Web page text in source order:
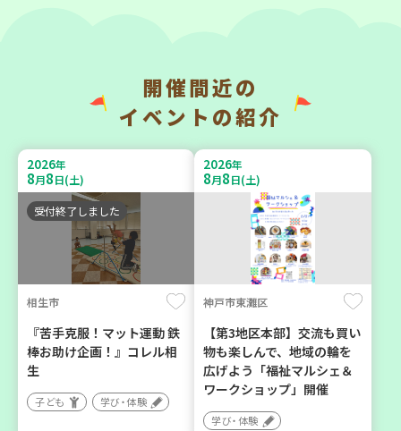
神戸市兵庫区
地域で暮らしたい 「コープ
くらしの助け合いの会」
（会場：兵庫）
ボランティア
神戸市兵庫区
BOSAI(ぼうさい)教室～か
ぞくで楽しくまなぼうさい
～
学び・体験
平和・防災
2026年
9 10
2026年
9 11
開催間近の
イベントの紹介
2026年
8月8日(土)
受付終了しました
相生市
『苦手克服！マット運動 鉄
棒お助け企画！』コレル相
生
子ども 学び・体験
2026年
8月8日(土)
神戸市東灘区
【第3地区本部】交流も買い
物も楽しんで、地域の輪を
広げよう「福祉マルシェ＆
ワークショップ」開催
学び・体験